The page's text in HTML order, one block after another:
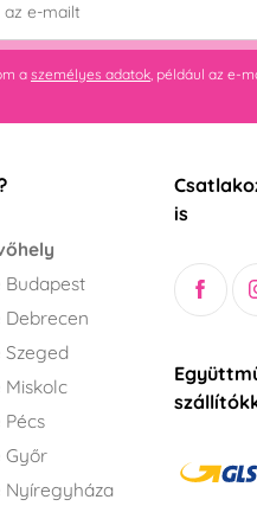
a személyes adatok, például az e-
Győr
Nyíregyháza
is